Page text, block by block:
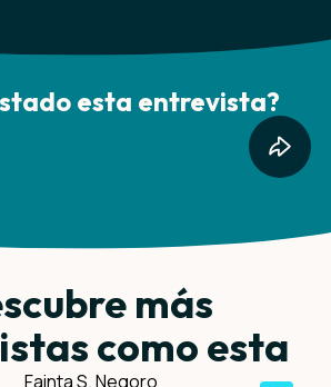
esta entrevista?
más
como esta